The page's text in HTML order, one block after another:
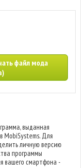
файл мода
выданная
MobiSystems. Для
личную версию
программы
вашего смартфона -